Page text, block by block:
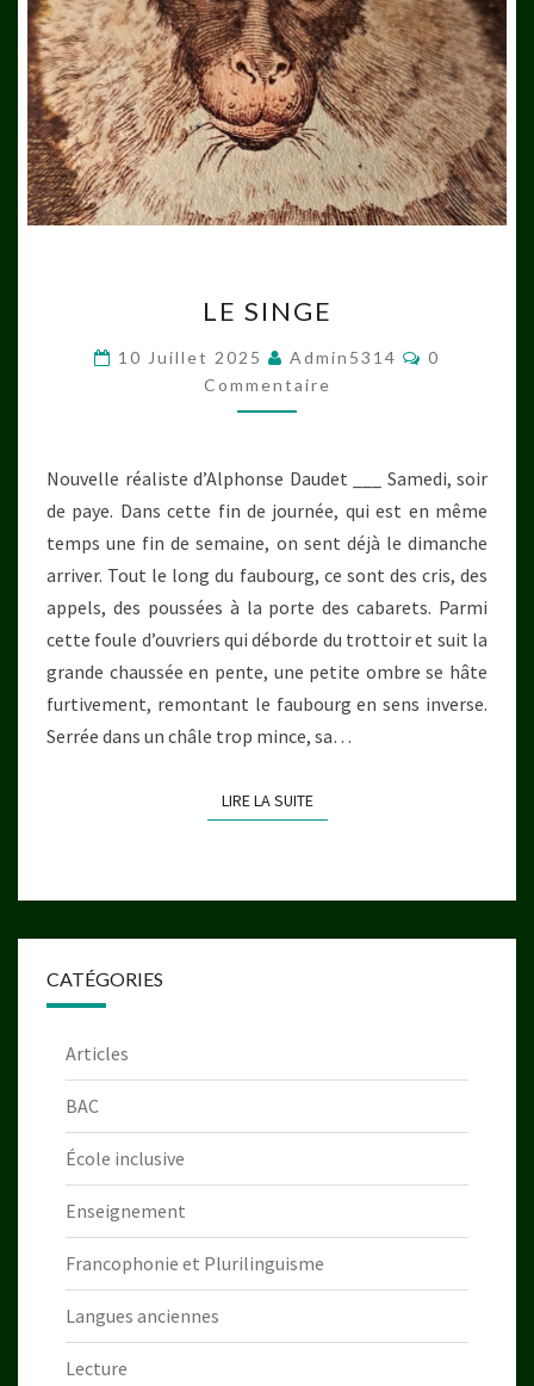
SINGE
LE SINGE
10 Juillet 2025 Admin5314
0
Commentaire
Nouvelle réaliste d’Alphonse Daudet ___ Samedi, soir
de paye. Dans cette fin de journée, qui est en même
temps une fin de semaine, on sent déjà le dimanche
arriver. Tout le long du faubourg, ce sont des cris, des
appels, des poussées à la porte des cabarets. Parmi
cette foule d’ouvriers qui déborde du trottoir et suit la
grande chaussée en pente, une petite ombre se hâte
furtivement, remontant le faubourg en sens inverse.
Serrée dans un châle trop mince, sa…
LIRE LA SUITELIRE LA SUITE
CATÉGORIES
Articles
BAC
École inclusive
Enseignement
Francophonie et Plurilinguisme
Langues anciennes
Lecture